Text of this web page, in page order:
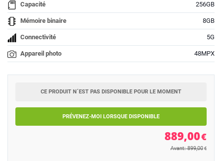
Capacité 256GB
Mémoire binaire 8GB
Connectivité 5G
Appareil photo 48MPX
CE PRODUIT N´EST PAS DISPONIBLE POUR LE MOMENT
PRÉVENEZ-MOI LORSQUE DISPONIBLE
889,00€
Avant: 899,00 €